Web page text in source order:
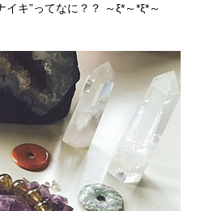
キ”ってなに？？ ～ξ*～*ξ*～